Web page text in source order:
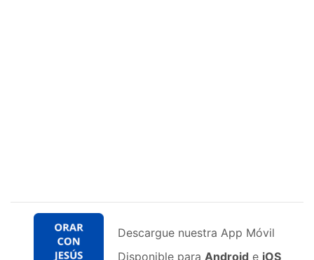
Descargue nuestra App Móvil
Disponible para Android e iOS